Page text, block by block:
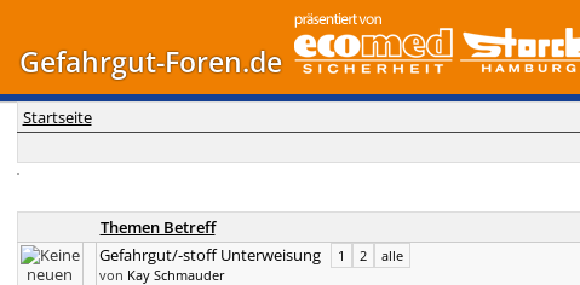
Gefahrgut-Foren.de
Startseite
Themen Betreff
Gefahrgut/-stoff Unterweisung
1 2
alle
von Kay Schmauder